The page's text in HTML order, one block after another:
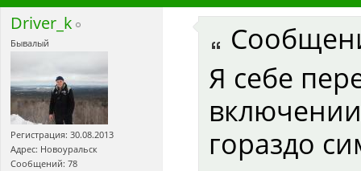
Driver_k
Бывалый
Регистрация: 30.08.2013
Адрес: Новоуральск
Сообщений: 78
Я себе
гораздо